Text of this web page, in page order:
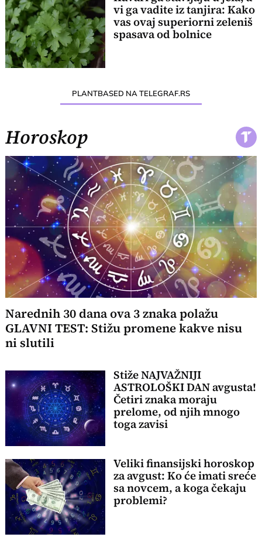
vi ga vadite iz tanjira: Kako
vas ovaj superiorni zeleniš
spasava od bolnice
PLANTBASED NA TELEGRAF.RS
Horoskop
Narednih 30 dana ova 3 znaka polažu
GLAVNI TEST: Stižu promene kakve nisu
ni slutili
Stiže NAJVAŽNIJI
ASTROLOŠKI DAN avgusta!
Četiri znaka moraju
prelome, od njih mnogo
toga zavisi
Veliki finansijski horoskop
za avgust: Ko će imati sreće
sa novcem, a koga čekaju
problemi?